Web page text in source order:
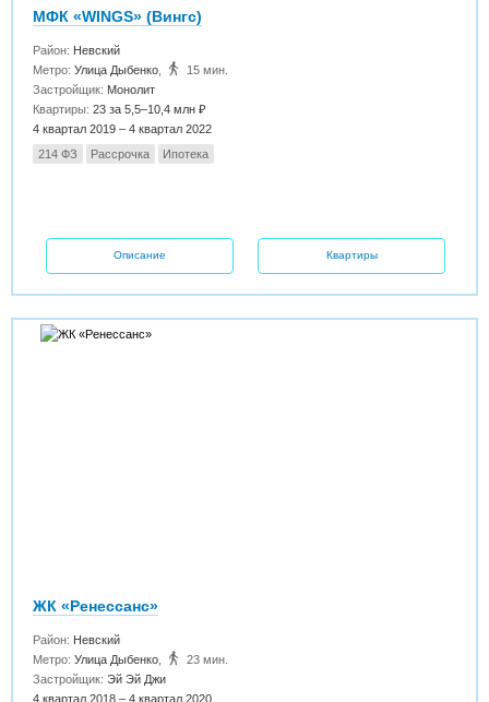
МФК «WINGS» (Вингс)
Район: Невский
Метро: Улица Дыбенко
15 мин.
Застройщик: Монолит
Квартиры:23 за 5,5–10,4 млн ₽
4 квартал 2019 – 4 квартал 2022
214 ФЗ
Рассрочка Ипотека
Описание Квартиры
ЖК «Ренессанс»
Район: Невский
Метро: Улица Дыбенко
23 мин.
Застройщик:Эй Эй Джи
4 квартал 2018 – 4 квартал 2020